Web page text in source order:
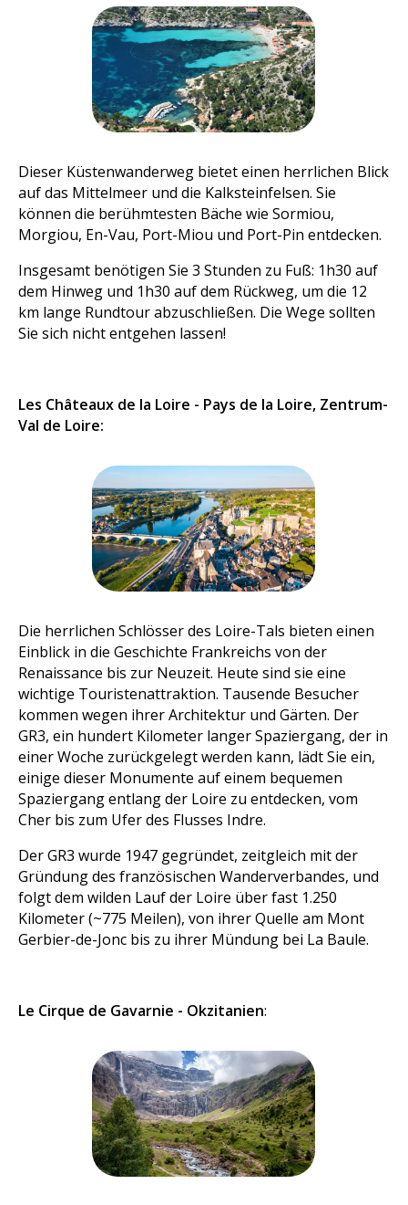
Dieser Küstenwanderweg bietet einen herrlichen Blick
auf das Mittelmeer und die Kalksteinfelsen. Sie
können die berühmtesten Bäche wie Sormiou,
Morgiou, En-Vau, Port-Miou und Port-Pin entdecken.
Insgesamt benötigen Sie 3 Stunden zu Fuß: 1h30 auf
dem Hinweg und 1h30 auf dem Rückweg, um die 12
km lange Rundtour abzuschließen. Die Wege sollten
Sie sich nicht entgehen lassen!
Les Châteaux de la Loire - Pays de la Loire, Zentrum-
Val de Loire:
Die herrlichen Schlösser des Loire-Tals bieten einen
Einblick in die Geschichte Frankreichs von der
Renaissance bis zur Neuzeit. Heute sind sie eine
wichtige Touristenattraktion. Tausende Besucher
kommen wegen ihrer Architektur und Gärten. Der
GR3, ein hundert Kilometer langer Spaziergang, der in
einer Woche zurückgelegt werden kann, lädt Sie ein,
einige dieser Monumente auf einem bequemen
Spaziergang entlang der Loire zu entdecken, vom
Cher bis zum Ufer des Flusses Indre.
Der GR3 wurde 1947 gegründet, zeitgleich mit der
Gründung des französischen Wanderverbandes, und
folgt dem wilden Lauf der Loire über fast 1.250
Kilometer (~775 Meilen), von ihrer Quelle am Mont
Gerbier-de-Jonc bis zu ihrer Mündung bei La Baule.
Le Cirque de Gavarnie - Okzitanien: